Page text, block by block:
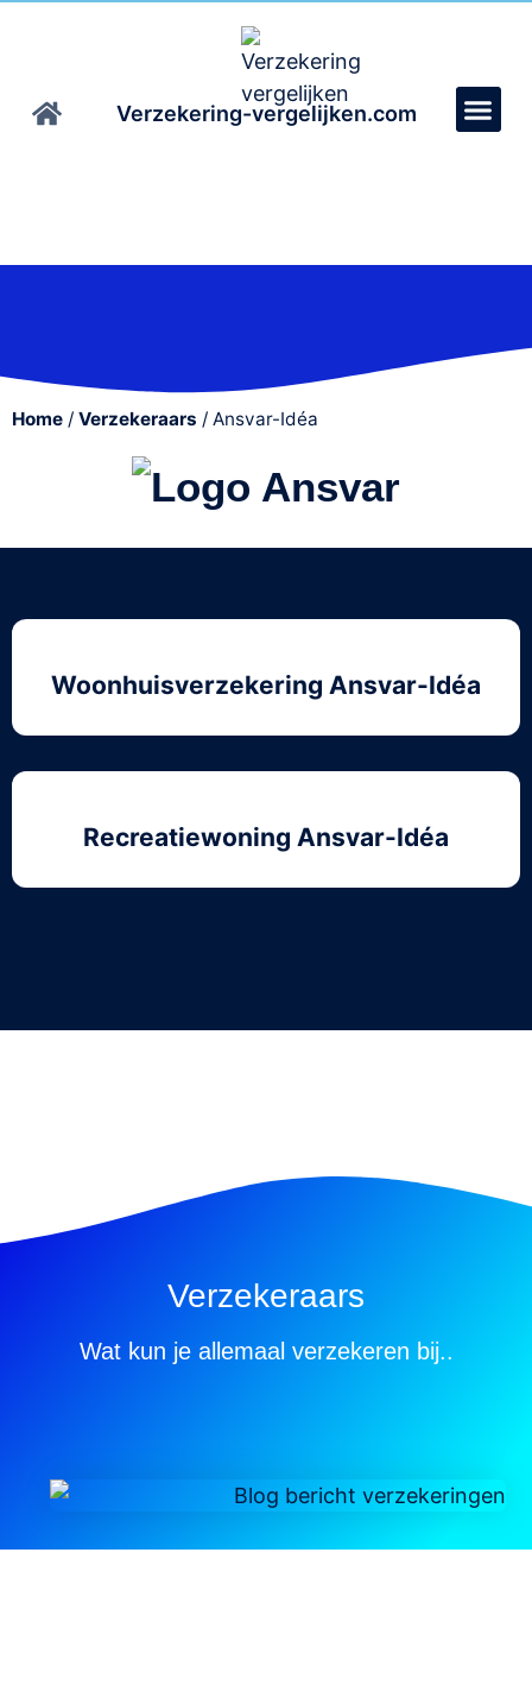
Verzekering-vergelijken.com
Home / Verzekeraars / Ansvar-Idéa
Woonhuisverzekering Ansvar-Idéa
Recreatiewoning Ansvar-Idéa
Verzekeraars
Wat kun je allemaal verzekeren bij..